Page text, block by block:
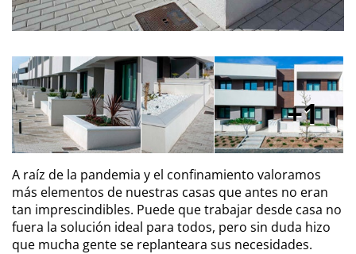
1
A raíz de la pandemia y el confinamiento valoramos
más elementos de nuestras casas que antes no eran
tan imprescindibles. Puede que trabajar desde casa no
fuera la solución ideal para todos, pero sin duda hizo
que mucha gente se replanteara sus necesidades.